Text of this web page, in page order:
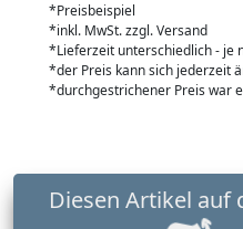
*Preisbeispiel
*inkl. MwSt. zzgl. Versand
*Lieferzeit unterschiedlich - je
*der Preis kann sich jederzeit
*durchgestrichener Preis war